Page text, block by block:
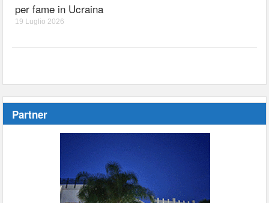
per fame in Ucraina
19 Luglio 2026
Partner